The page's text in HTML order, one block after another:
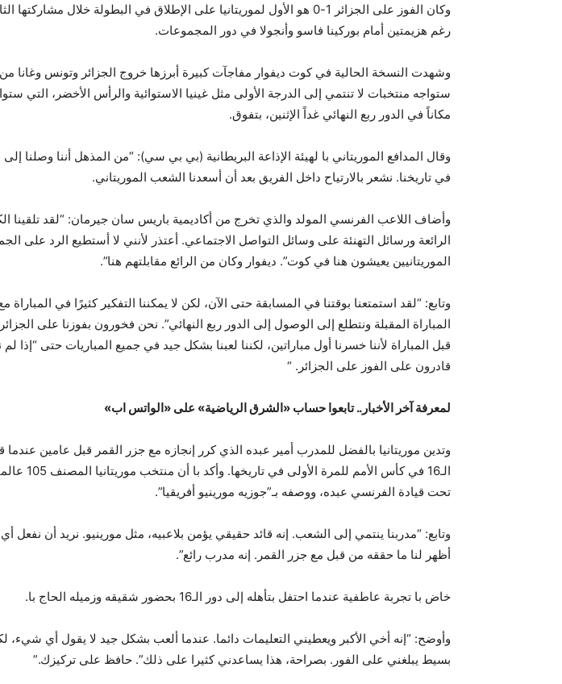
وكان الفوز على الجزائر 1-0 هو الأول لموريتانيا على الإطلاق في البطولة خلال
رغم هزيمتين أمام بوركينا فاسو وأنجولا في دور المجموعات.
وشهدت النسخة الحالية في كوت ديفوار مفاجآت كبيرة أبرزها خروج الجزائر وتونس وغانا
ستواجه منتخبات لا تنتمي إلى الدرجة الأولى مثل غينيا الاستوائية والرأس الأخضر، التي
مكاناً في الدور ربع النهائي غداً الإثنين، بتفوق.
وقال المدافع الموريتاني با لهيئة الإذاعة البريطانية (بي بي سي): “من المذهل أننا وصلنا إلى
في تاريخنا. نشعر بالارتياح داخل الفريق بعد أن أسعدنا الشعب الموريتاني.
وأضاف اللاعب الفرنسي المولد والذي تخرج من أكاديمية باريس سان جيرمان: “لقد تلقينا
الرائعة ورسائل التهنئة على وسائل التواصل الاجتماعي. أعتذر لأنني لا أستطيع الرد على
الموريتانيين يعيشون هنا في كوت”. ديفوار وكان من الرائع مقابلتهم هنا”.
وتابع: “لقد استمتعنا بوقتنا في المسابقة حتى الآن، لكن لا يمكننا التفكير كثيرًا في المباراة
المباراة المقبلة ونتطلع إلى الوصول إلى الدور ربع النهائي”. نحن فخورون بفوزنا على
قبل المباراة لأننا خسرنا أول مباراتين، لكننا لعبنا بشكل جيد في جميع المباريات حتى “إذا لم
قادرون على الفوز على الجزائر. “
لمعرفة آخر الأخبار.. تابعوا حساب «الشرق الرياضية» على «الواتس اب»
وتدين موريتانيا بالفضل للمدرب أمير عبده الذي كرر إنجازه مع جزر القمر قبل عامين عندما
الـ16 في كأس الأمم
تحت قيادة الفرنسي عبده، ووصفه بـ”جوزيه مورينيو أفريقيا”.
وتابع: “مدربنا ينتمي إلى الشعب. إنه قائد حقيقي يؤمن بلاعبيه، مثل مورينيو. نريد أن
أظهر لنا ما حققه من قبل مع جزر القمر. إنه مدرب رائع”.
خاض با تجربة عاطفية عندما احتفل بتأهله إلى دور الـ16 بحضور شقيقه وزميله الحاج با.
وأوضح: “إنه أخي الأكبر ويعطيني التعليمات دائما. عندما ألعب بشكل جيد لا يقول أي شيء،
بسيط يبلغني على الفور. بصراحة، هذا يساعدني كثيرا على ذلك”. حافظ على تركيزك.”